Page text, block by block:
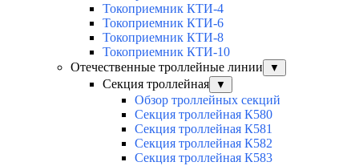
Токоприемник КТИ-4
Токоприемник КТИ-6
Токоприемник КТИ-8
Токоприемник КТИ-10
Отечественные троллейные линии
▼
Секция троллейная ▼
Обзор троллейных секций
Секция троллейная К580
Секция троллейная К581
Секция троллейная К582
Секция троллейная К583